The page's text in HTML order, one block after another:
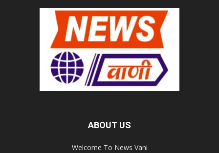
ABOUT US
Welcome To News Vani